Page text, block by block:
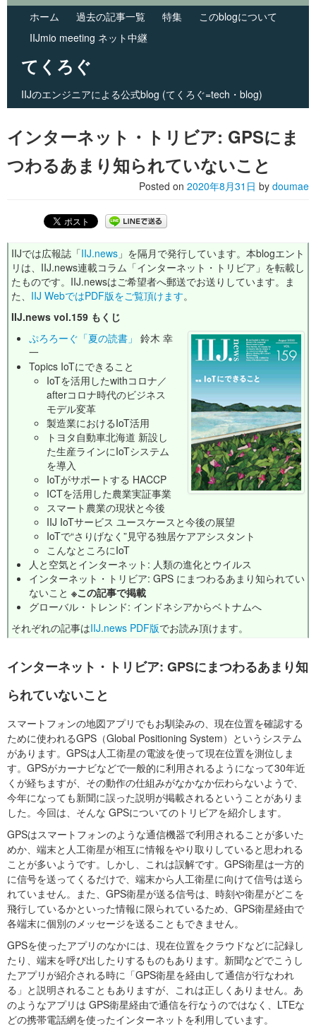
ホーム 過去の記事一覧 特集
このblogについて
IIJmio meeting ネット中継
てくろぐ
IIJのエンジニアによる公式blog (てくろぐ=tech・blog)
Main menu
インターネット・トリビア: GPSにま
つわるあまり知られていないこと
Posted on 2020年8月31日 by doumae
IIJでは広報誌「IIJ.news 」を隔月で発行しています。本blogエント
リは、IIJ.news連載コラム「インターネット・トリビア」を転載し
たものです。IIJ.newsはご希望者へ郵送でお送りしています。ま
た、 IIJ WebではPDF版をご覧頂けます。
IIJ.news vol.159 もくじ
ぷろろーぐ「夏の読書」 鈴木 幸
一
Topics IoTにできること
IoTを活用したwithコロナ／
afterコロナ時代のビジネス
モデル変革
製造業におけるIoT活用
トヨタ自動車北海道 新設し
た生産ラインにIoTシステム
を導入
IoTがサポートする HACCP
ICTを活用した農業実証事業
スマート農業の現状と今後
IIJ IoTサービス ユースケースと今後の展望
IoTで“さりげなく”見守る独居ケアアシスタント
こんなところにIoT
人と空気とインターネット: 人類の進化とウイルス
インターネット・トリビア: GPS にまつわるあまり知られてい
ないこと ※この記事で掲載
グローバル・トレンド: インドネシアからベトナムへ
それぞれの記事はIIJ.news PDF版でお読み頂けます。
インターネット・トリビア: GPSにまつわるあまり知
られていないこと
スマートフォンの地図アプリでもお馴染みの、現在位置を確認する
ために使われるGPS（Global Positioning System）というシステム
があります。GPSは人工衛星の電波を使って現在位置を測位しま
す。GPSがカーナビなどで一般的に利用されるようになって30年近
くが経ちますが、その動作の仕組みがなかなか伝わらないようで、
今年になっても新聞に誤った説明が掲載されるということがありま
した。今回は、そんな GPSについてのトリビアを紹介します。
GPSはスマートフォンのような通信機器で利用されることが多いた
めか、端末と人工衛星が相互に情報をやり取りしていると思われる
ことが多いようです。しかし、これは誤解です。GPS衛星は一方的
に信号を送ってくるだけで、端末から人工衛星に向けて信号は送ら
れていません。また、GPS衛星が送る信号は、時刻や衛星がどこを
飛行しているかといった情報に限られているため、GPS衛星経由で
各端末に個別のメッセージを送ることもできません。
GPSを使ったアプリのなかには、現在位置をクラウドなどに記録し
たり、端末を呼び出したりするものもあります。新聞などでこうし
たアプリが紹介される時に「GPS衛星を経由して通信が行なわれ
る」と説明されることもありますが、これは正しくありません。あ
のようなアプリは GPS衛星経由で通信を行なうのではなく、LTEな
どの携帯電話網を使ったインターネットを利用しています。